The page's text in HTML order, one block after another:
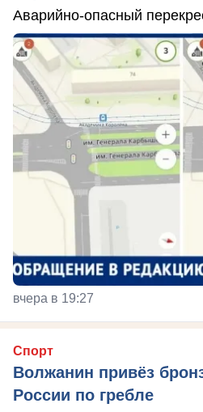
Аварийно-опасный
вчера в 19:27
Спорт
Волжанин привёз
России по гребле